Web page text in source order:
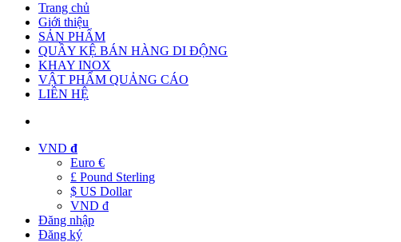
Trang chủ
Giới thiệu
SẢN PHẨM
QUẦY KỆ BÁN HÀNG DI ĐỘNG
KHAY INOX
VẬT PHẨM QUẢNG CÁO
LIÊN HỆ
VND đ
Euro €
£ Pound Sterling
$ US Dollar
VND đ
Đăng nhập
Đăng ký